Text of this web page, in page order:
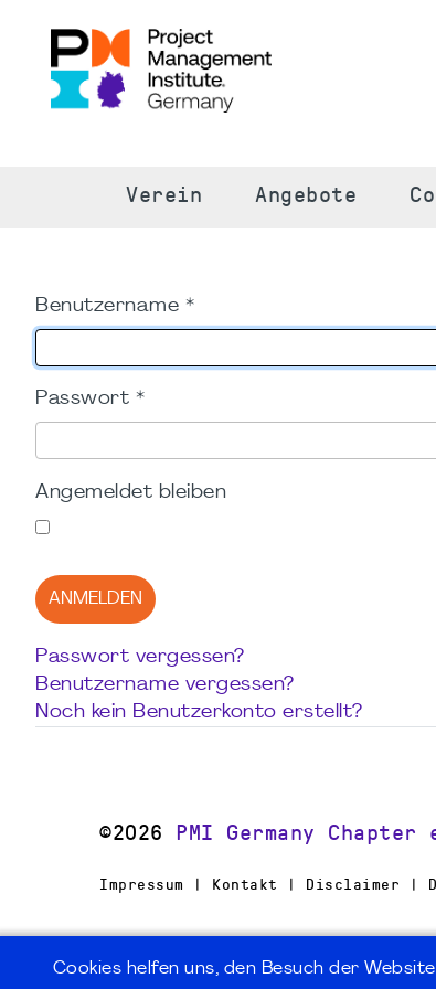
Verein Angebote
Benutzername *
Passwort *
Angemeldet bleiben
ANMELDEN
Passwort vergessen?
Benutzername vergessen?
Noch kein Benutzerkonto erstellt?
©2026 PMI Germany Chapter
Impressum | Kontakt | Disclaimer |
Cookies helfen uns, den Besuch der